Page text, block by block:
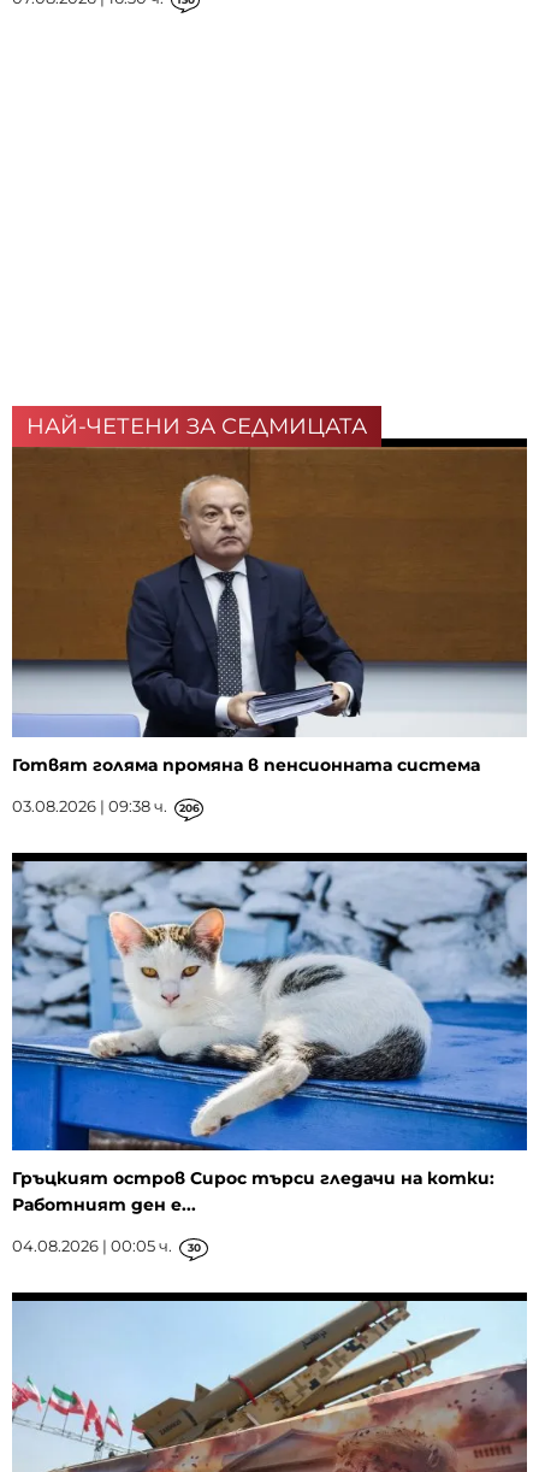
НАЙ-ЧЕТЕНИ ЗА СЕДМИЦАТА
Готвят голяма промяна в пенсионната система
03.08.2026 | 09:38 ч. 206
Гръцкият остров Сирос търси гледачи на котки:
Работният ден е...
04.08.2026 | 00:05 ч. 30